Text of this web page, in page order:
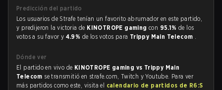
Predicción del partido
Los usuarios de Strafe tenían un favorito abrumador en este partido,
y predijeron la victoria de KINOTROPE gamingcon 95.1%de los
votos a su favor y 4.9% de los votos para Trippy Main Telecom .
Dónde ver
El partido en vivo de KINOTROPE gaming vs Trippy Main
Telecom se transmitió en strafe.com, Twitch y Youtube. Para ver
más partidos como este, visita el calendario de partidos de R6:S